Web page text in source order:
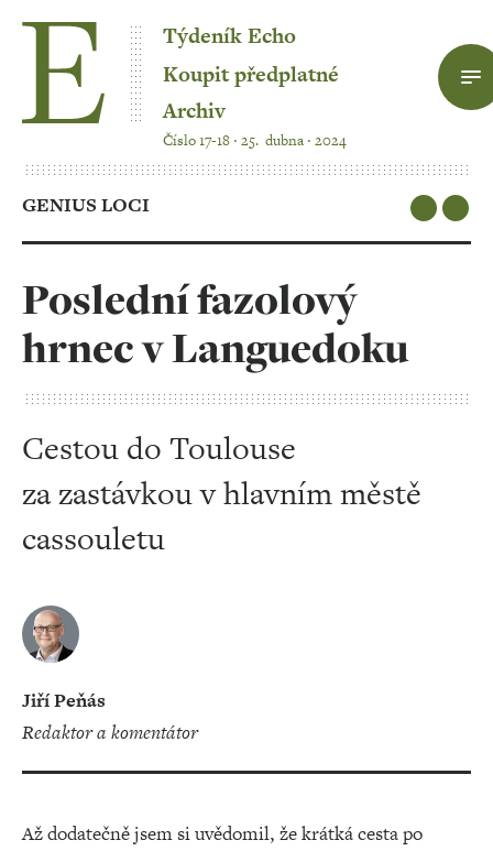
Týdeník Echo
Koupit předplatné
Archiv
Číslo 17-18 ‧ 25. dubna ‧ 2024
GENIUS LOCI
Poslední fazolový
hrnec v Languedoku
Cestou do Toulouse
za zastávkou v hlavním městě
cassouletu
Jiří Peňás
redaktor a komentátor
Až dodatečně jsem si uvědomil, že krátká cesta po